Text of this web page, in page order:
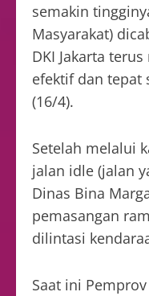
semakin
Masyarakat)
DKI Jakarta
efektif dan tepat
(16/4).
Setelah melalui
jalan idle (jalan
Dinas Bina
pemasangan
dilintasi
Saat ini